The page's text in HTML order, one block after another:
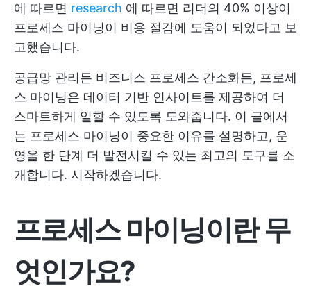
에 따르면 research 에 따르면 리더의 40% 이상이
프로세스 마이닝이 비용 절감에 도움이 되었다고 보
고했습니다.
공급망 관리든 비즈니스 프로세스 간소화든, 프로세
스 마이닝은 데이터 기반 인사이트를 제공하여 더
스마트하게 일할 수 있도록 도와줍니다. 이 글에서
는 프로세스 마이닝이 중요한 이유를 설명하고, 운
영을 한 단계 더 발전시킬 수 있는 최고의 도구를 소
개합니다. 시작하겠습니다.
프로세스 마이닝이란 무
엇인가요?